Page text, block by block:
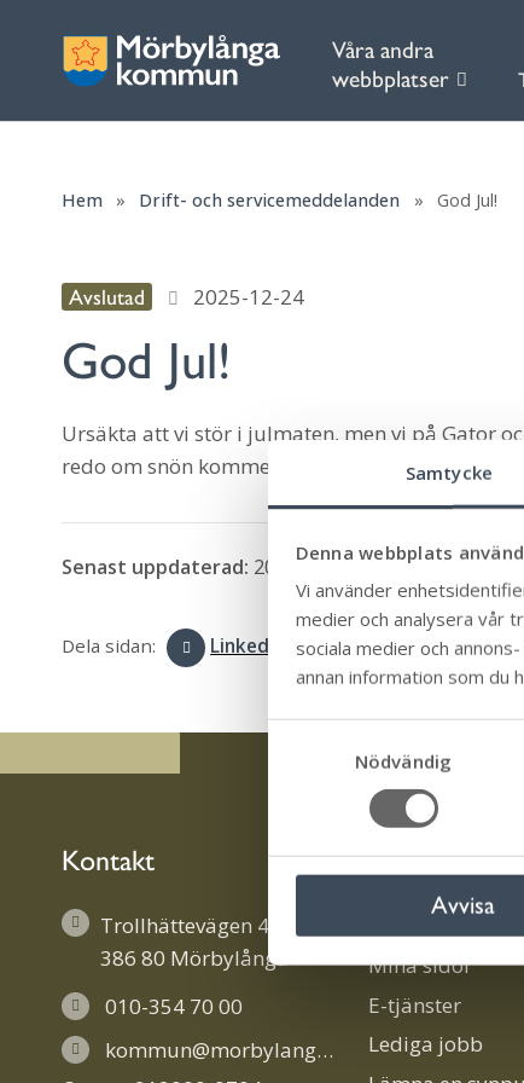
Samtycke
Denna webbplats
Vi använder
medier och analysera vår
sociala medier och
annan information som du
S
e
s
l
Nödvändig
Avvisa
Våra andra
webbplatser
Hem » Drift- och servicemeddelanden » God Jul!
Avslutad 2025-12-24
God Jul!
Ursäkta att vi stör i julmaten, men vi på Gator
redo om snön kommer.
Senast uppdaterad: 2025-12-24 Publicerad:
Dela sidan: LinkedIn Facebook
Kontakt
Trollhättevägen 4
386 80 Mörbylånga
010-354 70 00
kommun@morbylanga.se
Information
Mina sidor
E-tjänster
Lediga jobb